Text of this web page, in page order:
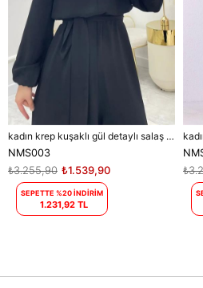
kadın krep kuşaklı gül detaylı salaş tulum DPNMS003
NMS003
₺1.539,90
₺3.255,90
SEPETTE %20 İNDİRİM
1.231,92 TL